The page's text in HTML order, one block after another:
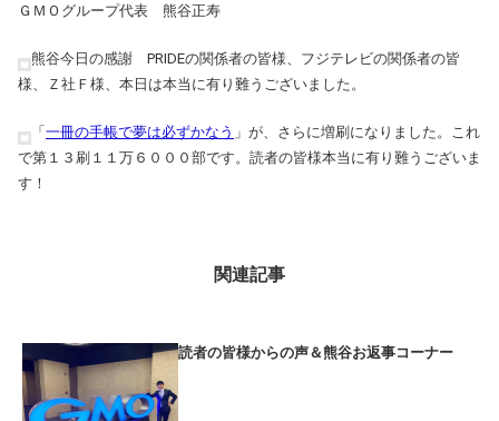
ＧＭＯグループ代表 熊谷正寿
熊谷今日の感謝 PRIDEの関係者の皆様、フジテレビの関係者の皆
様、Ｚ社Ｆ様、本日は本当に有り難うございました。
「 一冊の手帳で夢は必ずかなう 」が、さらに増刷になりました。これ
で第１３刷１１万６０００部です。読者の皆様本当に有り難うございま
す！
関連記事
読者の皆様からの声＆熊谷お返事コーナー